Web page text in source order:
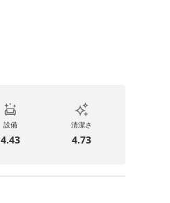
設備
4.43
清潔さ
4.73